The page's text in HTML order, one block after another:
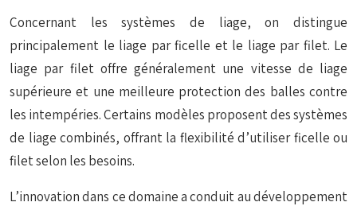
Concernant les systèmes de liage, on distingue
principalement le liage par ficelle et le liage par filet. Le
liage par filet offre généralement une vitesse de liage
supérieure et une meilleure protection des balles contre
les intempéries. Certains modèles proposent des systèmes
de liage combinés, offrant la flexibilité d’utiliser ficelle ou
filet selon les besoins.
L’innovation dans ce domaine a conduit au développement